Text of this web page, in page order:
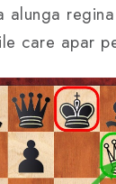
alunga
care apar